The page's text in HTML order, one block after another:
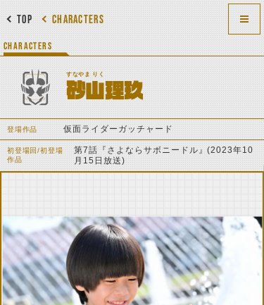
CHARACTERS
TOP
CHARACTERS
すなやま りく
砂山理玖
登場作品 仮面ライダーガッチャード
初登場回/初登場
作品
第7話『さよならサボニードル』(2023年10
月15日放送)